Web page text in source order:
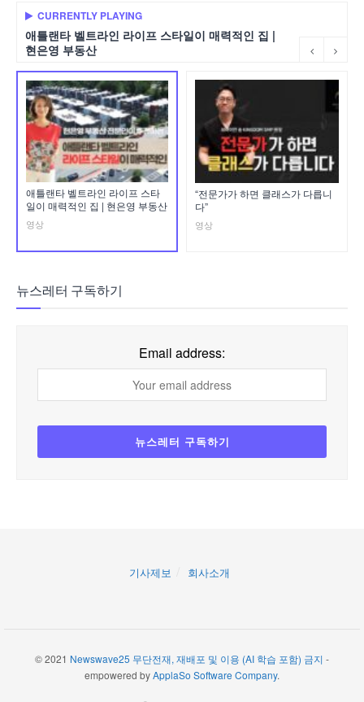
CURRENTLY PLAYING
애틀랜타 벨트라인 라이프 스타일이 매력적인 집 |
현은영 부동산
애틀랜타 벨트라인 라이프 스타
일이 매력적인 집 | 현은영 부동산
영상
“전문가가 하면 클래스가 다릅니
다”
영상
뉴스레터 구독하기
Email address:
기사제보 회사소개
© 2021 Newswave25 무단전재, 재배포 및 이용 (AI 학습 포함) 금지 -
empowered byApplaSo Software Company.